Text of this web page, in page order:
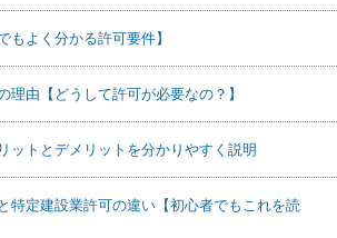
もよく分かる許可要件】
理由【どうして許可が必要なの？】
ットとデメリットを分かりやすく説明
特定建設業許可の違い【初心者でもこれを読